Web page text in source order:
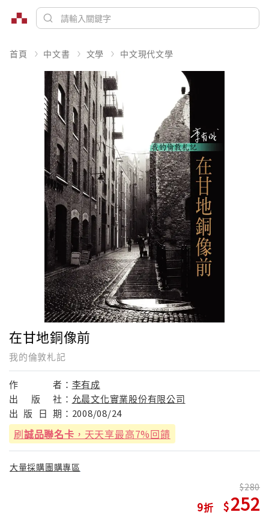
首頁 中文書 文學 中文現代文學
在甘地銅像前
我的倫敦札記
作 者： 李有成
出
版 社： 允晨文化實業股份有限公司
出 版 日 期： 2008/08/24
刷誠品聯名卡 ，天天享最高7%回饋
大量採購團購專區
9
280
252